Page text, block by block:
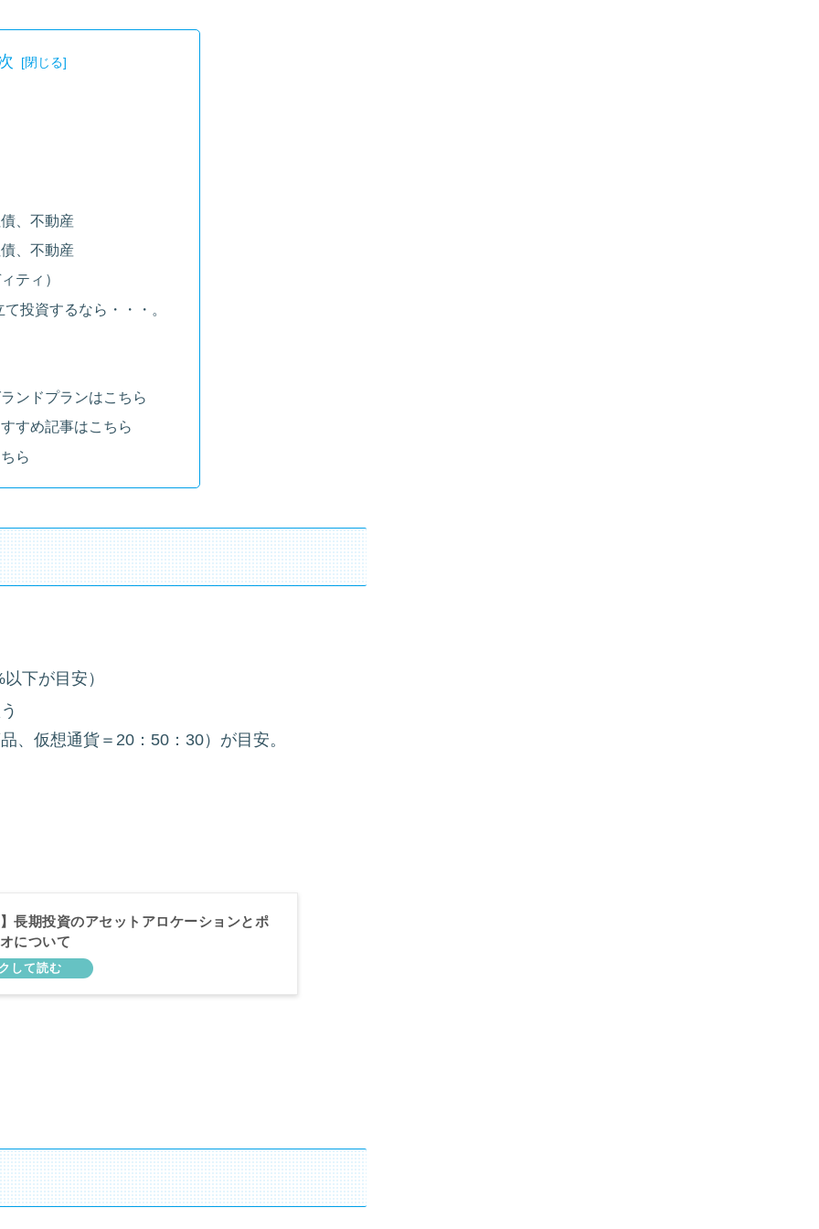
、不動産
、不動産
ティ）
投資するなら・・・。
ンドプランはこちら
すめ記事はこちら
ら
下が目安）
、仮想通貨＝20：50：30）が目安。
長期投資のアセットアロケーションとポ
について